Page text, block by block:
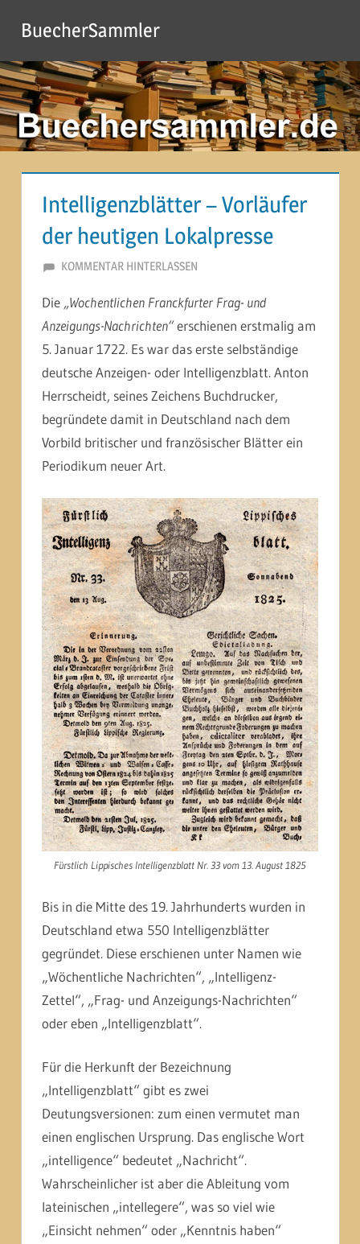
Inhalt
springen
BuecherSammler
Intelligenzblätter – Vorläufer
der heutigen Lokalpresse
6. MÄRZ 2015
MARTINA BERG
KOMMENTAR HINTERLASSEN
Die „Wochentlichen Franckfurter Frag- und
Anzeigungs-Nachrichten“erschienen erstmalig am
5. Januar 1722. Es war das erste selbständige
deutsche Anzeigen- oder Intelligenzblatt. Anton
Herrscheidt, seines Zeichens Buchdrucker,
begründete damit in Deutschland nach dem
Vorbild britischer und französischer Blätter ein
Periodikum neuer Art.
Fürstlich Lippisches Intelligenzblatt Nr. 33 vom 13. August 1825
Bis in die Mitte des 19. Jahrhunderts wurden in
Deutschland etwa 550 Intelligenzblätter
gegründet. Diese erschienen unter Namen wie
„Wöchentliche Nachrichten“, „Intelligenz-
Zettel“, „Frag- und Anzeigungs-Nachrichten“
oder eben „Intelligenzblatt“.
Für die Herkunft der Bezeichnung
„Intelligenzblatt“ gibt es zwei
Deutungsversionen: zum einen vermutet man
einen englischen Ursprung. Das englische Wort
„intelligence“ bedeutet „Nachricht“.
Wahrscheinlicher ist aber die Ableitung vom
lateinischen „intellegere“, was so viel wie
„Einsicht nehmen“ oder „Kenntnis haben“